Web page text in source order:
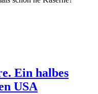
Ein halbes
USA